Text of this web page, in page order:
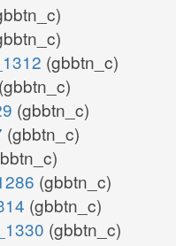
(gbbtn_c)
(gbbtn_c)
(gbbtn_c)
(gbbtn_c)
(gbbtn_c)
(gbbtn_c)
(gbbtn_c)